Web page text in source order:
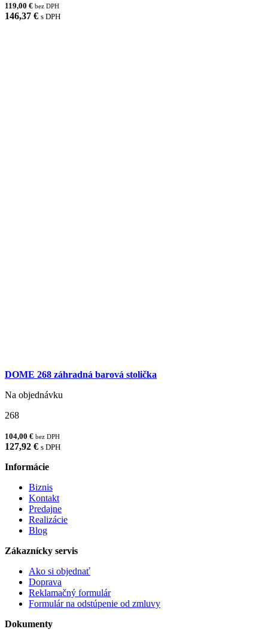
119,00 € bez DPH
146,37 € s DPH
DOME 268 záhradná barová stolička
Na objednávku
268
104,00 € bez DPH
127,92 € s DPH
Informácie
Biznis
Kontakt
Predajne
Realizácie
Blog
Zákaznícky servis
Ako si objednať
Doprava
Reklamačný formulár
Formulár na odstúpenie od zmluvy
Dokumenty